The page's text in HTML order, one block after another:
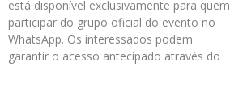
está disponível exclusivamente para quem
participar do grupo oficial do evento no
WhatsApp. Os interessados podem
garantir o acesso antecipado através do